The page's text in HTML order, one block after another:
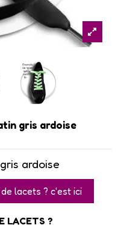
gris ardoise
ardoise
lacets ? c'est ici
LACETS ?